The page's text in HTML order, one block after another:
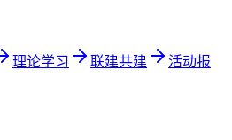
理论学习 联建共建
活动报